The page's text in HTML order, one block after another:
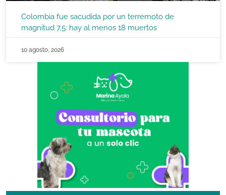
Colombia fue sacudida por un terremoto de
magnitud 7,5: hay al menos 18 muertos
10 agosto, 2026